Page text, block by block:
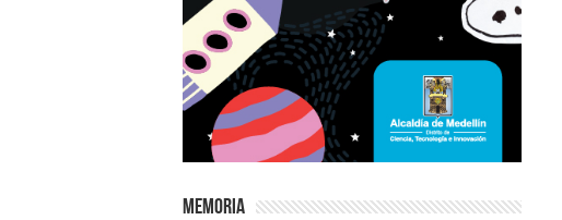
Memoria